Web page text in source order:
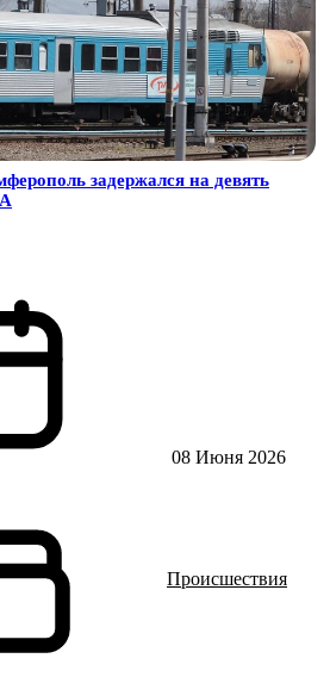
задержался на девять
08 Июня 2026
Происшествия